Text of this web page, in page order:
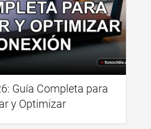
Guía Completa para
y Optimizar